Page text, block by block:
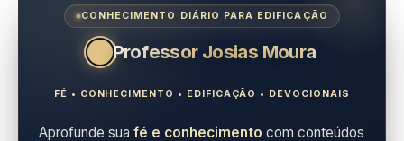
CONHECIMENTO DIÁRIO PARA EDIFICAÇÃO
Professor Josias Moura
FÉ • CONHECIMENTO • EDIFICAÇÃO • DEVOCIONAIS
Aprofunde suafé e conhecimento com conteúdos